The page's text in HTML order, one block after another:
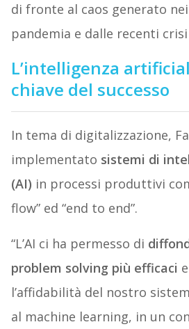
di fronte al caos generato
pandemia e dalle recenti
L’intelligenza
chiave del successo
In tema di digitalizzazione,
implementato sistemi di
(AI) in processi produttivi
flow” ed “end to end”.
“L’AI ci ha permesso di
problem solving più efficaci
l’affidabilità del nostro
al machine learning, in un